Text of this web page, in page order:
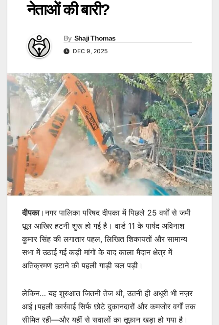
नेताओं की बारी?
By Shaji Thomas
DEC 9, 2025
दीपका।नगर पालिका परिषद दीपका में पिछले 25 वर्षों से जमी
धूल आखिर हटनी शुरू हो गई है। वार्ड 11 के पार्षद अविनाश
कुमार सिंह की लगातार पहल, लिखित शिकायतों और सामान्य
सभा में उठाई गई कड़ी मांगों के बाद काला मैदान क्षेत्र में
अतिक्रमण हटाने की पहली गाड़ी चल पड़ी।
लेकिन… यह शुरुआत जितनी तेज थी, उतनी ही अधूरी भी नज़र
आई।पहली कार्रवाई सिर्फ छोटे दुकानदारों और कमजोर वर्गों तक
सीमित रही—और यहीं से सवालों का तूफ़ान खड़ा हो गया है।